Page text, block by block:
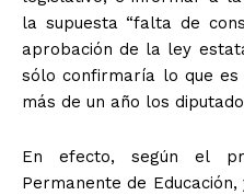
la supuesta “falta de
aprobación de la ley
sólo confirmaría lo que
más de un año los
En efecto, según el
Permanente de